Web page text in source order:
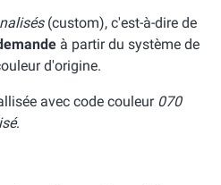
(custom), c'est-à-dire de
à partir du système de
d'origine.
avec code couleur 070
.